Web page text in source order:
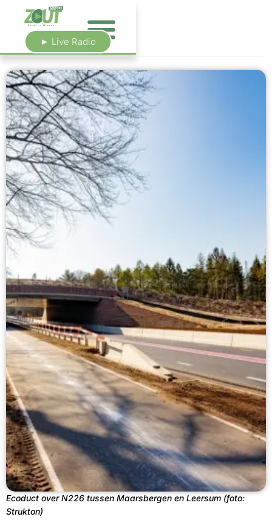
► Live Radio
Ecoduct over N226 tussen Maarsbergen en Leersum (foto:
Strukton)